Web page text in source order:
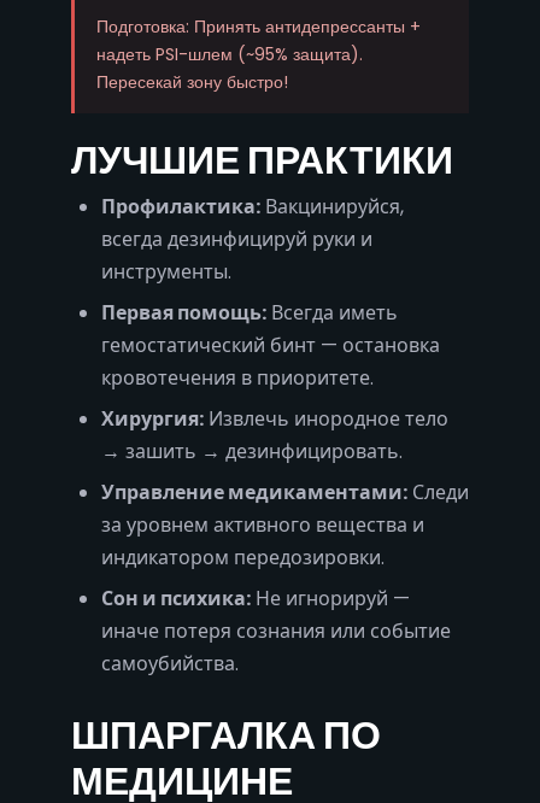
Подготовка: Принять антидепрессанты +
надеть PSI-шлем (~95% защита).
Пересекай зону быстро!
ЛУЧШИЕ ПРАКТИКИ
Профилактика: Вакцинируйся,
всегда дезинфицируй руки и
инструменты.
Первая помощь: Всегда иметь
гемостатический бинт — остановка
кровотечения в приоритете.
Хирургия: Извлечь инородное тело
→ зашить → дезинфицировать.
Управление медикаментами: Следи
за уровнем активного вещества и
индикатором передозировки.
Сон и психика: Не игнорируй —
иначе потеря сознания или событие
самоубийства.
ШПАРГАЛКА ПО
МЕДИЦИНЕ